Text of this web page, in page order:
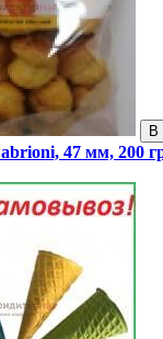
В
47 мм, 200